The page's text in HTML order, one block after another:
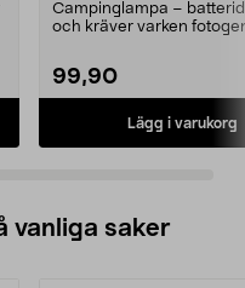
Campinglampa –
och kräver varken
99,90
Lägg i varukorg
vanliga saker